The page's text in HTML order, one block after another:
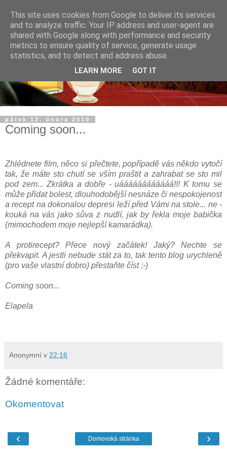
pátek 12. února 2010
Coming soon...
Zhlédnete film, něco si přečtete, popřípadě vás někdo vytočí
tak, že máte sto chutí se vším praštit a zahrabat se sto mil
pod zem... Zkrátka a dobře - uáááááááááááá!!! K tomu se
může přidat bolest, dlouhodobější nesnáze či nespokojenost
a recept na dokonalou depresi leží před Vámi na stole... ne -
kouká na vás jako sůva z nudlí, jak by řekla moje babička
(mimochodem moje nejlepší kamarádka).
A protirecept? Přece nový začátek! Jaký? Nechte se
překvapit. A jestli nebude stát za to, tak tento blog urychleně
(pro vaše vlastní dobro) přestaňte číst ;-)
Coming soon...
Elapela
Anonymní v 22:16
Žádné komentáře:
Okomentovat
‹ ›
Domovská stránka
This site uses cookies from Google to deliver its services
and to analyze traffic. Your IP address and user-agent are
shared with Google along with performance and security
metrics to ensure quality of service, generate usage
statistics, and to detect and address abuse.
LEARN MORE GOT IT